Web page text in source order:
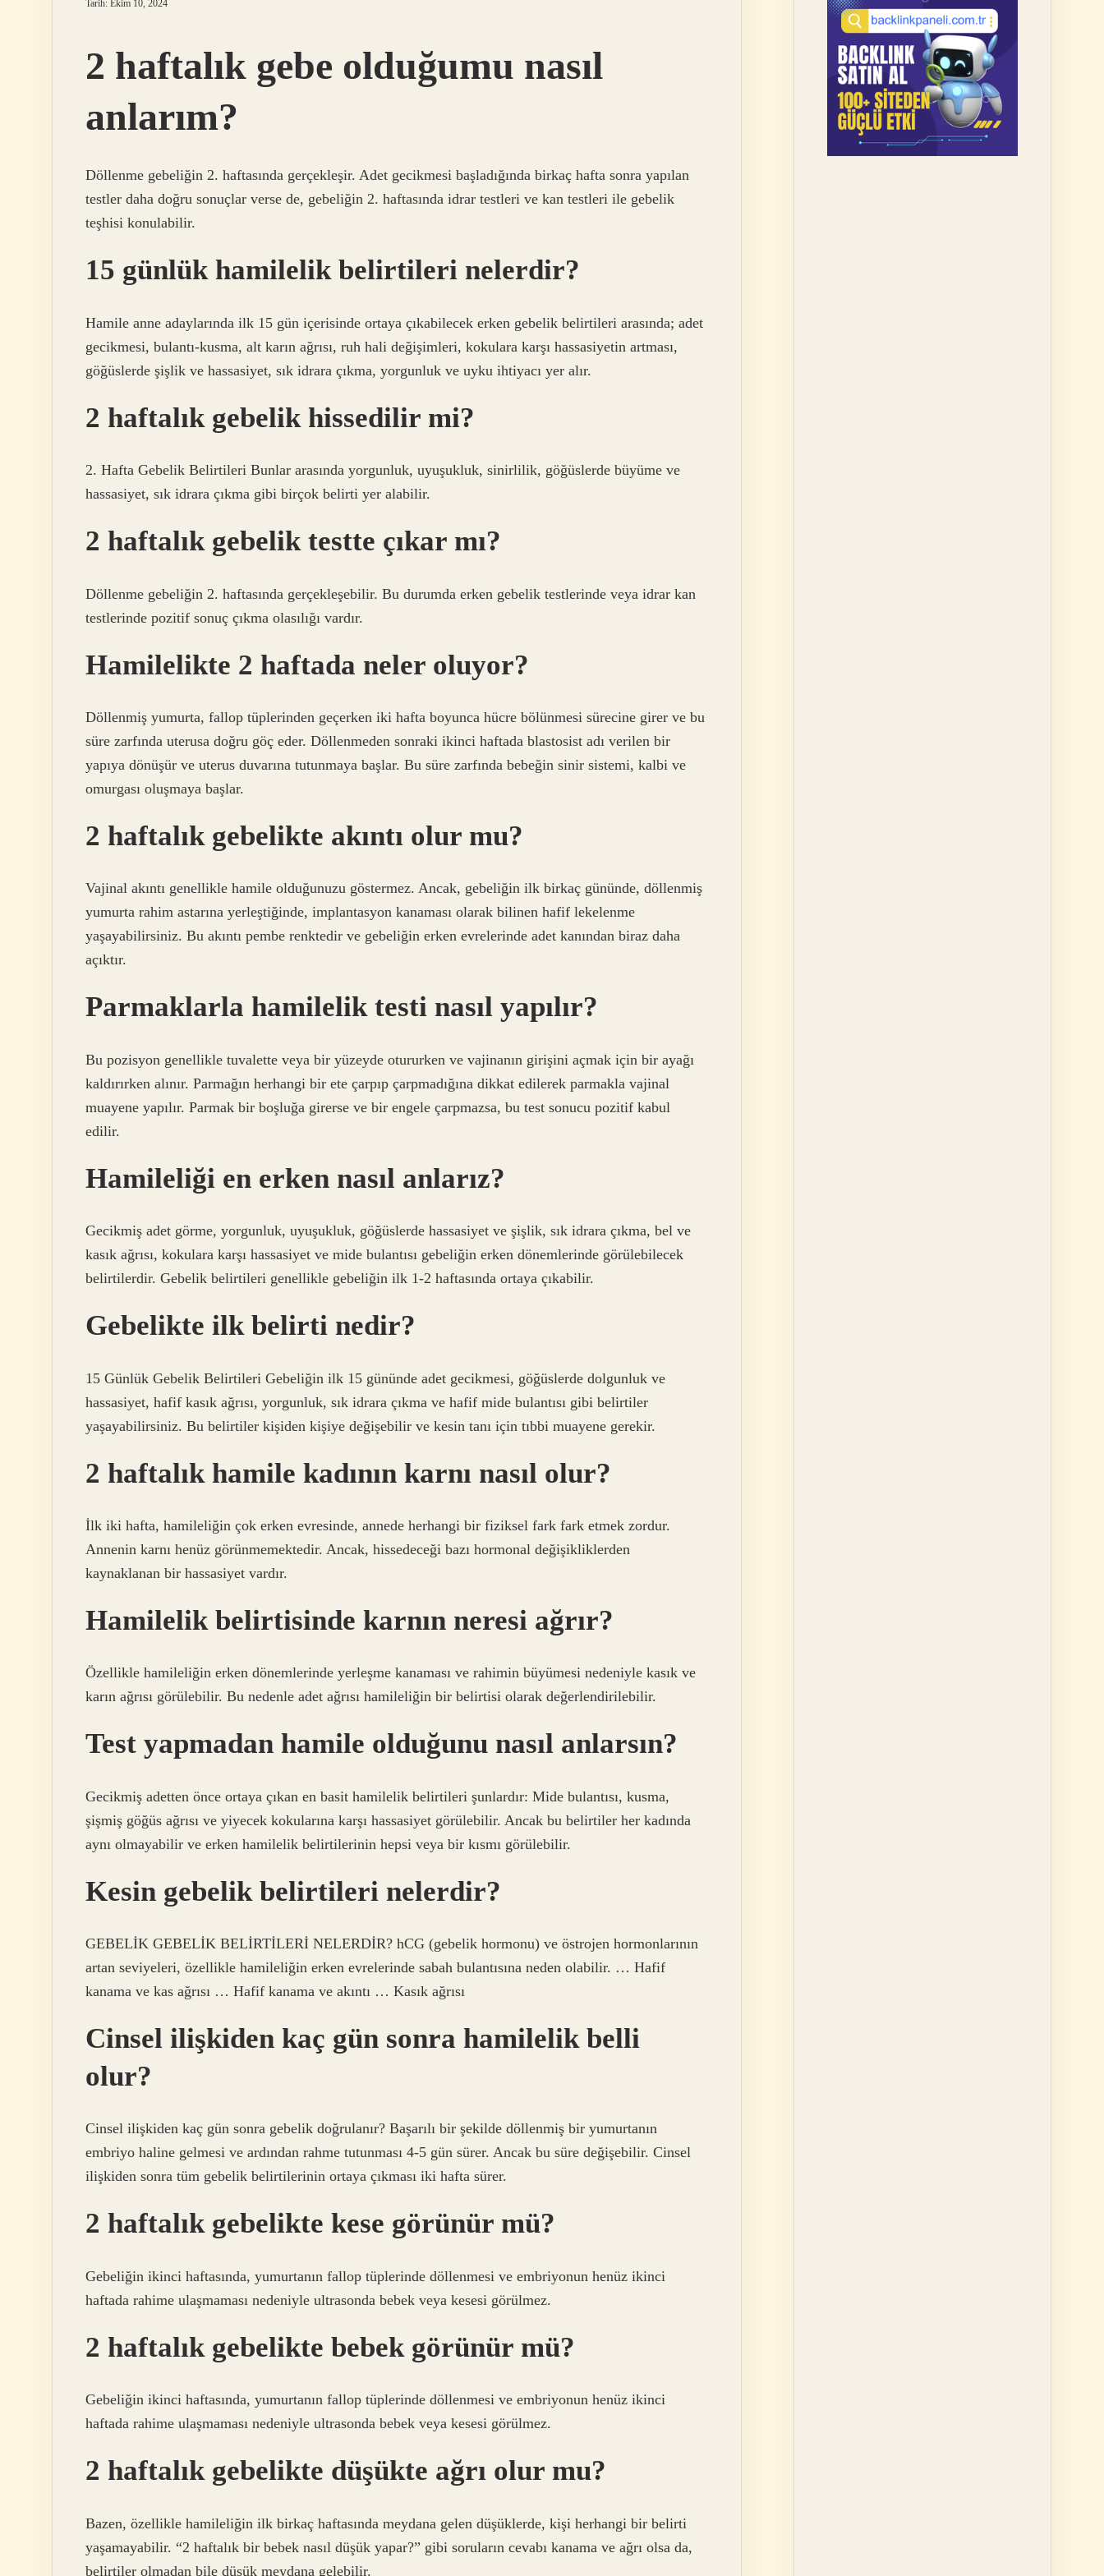
Tarih: Ekim 10, 2024
2 haftalık gebe olduğumu nasıl
anlarım?
Döllenme gebeliğin 2. haftasında gerçekleşir. Adet gecikmesi başladığında birkaç hafta sonra yapılan
testler daha doğru sonuçlar verse de, gebeliğin 2. haftasında idrar testleri ve kan testleri ile gebelik
teşhisi konulabilir.
15 günlük hamilelik belirtileri nelerdir?
Hamile anne adaylarında ilk 15 gün içerisinde ortaya çıkabilecek erken gebelik belirtileri arasında; adet
gecikmesi, bulantı-kusma, alt karın ağrısı, ruh hali değişimleri, kokulara karşı hassasiyetin artması,
göğüslerde şişlik ve hassasiyet, sık idrara çıkma, yorgunluk ve uyku ihtiyacı yer alır.
2 haftalık gebelik hissedilir mi?
2. Hafta Gebelik Belirtileri Bunlar arasında yorgunluk, uyuşukluk, sinirlilik, göğüslerde büyüme ve
hassasiyet, sık idrara çıkma gibi birçok belirti yer alabilir.
2 haftalık gebelik testte çıkar mı?
Döllenme gebeliğin 2. haftasında gerçekleşebilir. Bu durumda erken gebelik testlerinde veya idrar kan
testlerinde pozitif sonuç çıkma olasılığı vardır.
Hamilelikte 2 haftada neler oluyor?
Döllenmiş yumurta, fallop tüplerinden geçerken iki hafta boyunca hücre bölünmesi sürecine girer ve bu
süre zarfında uterusa doğru göç eder. Döllenmeden sonraki ikinci haftada blastosist adı verilen bir
yapıya dönüşür ve uterus duvarına tutunmaya başlar. Bu süre zarfında bebeğin sinir sistemi, kalbi ve
omurgası oluşmaya başlar.
2 haftalık gebelikte akıntı olur mu?
Vajinal akıntı genellikle hamile olduğunuzu göstermez. Ancak, gebeliğin ilk birkaç gününde, döllenmiş
yumurta rahim astarına yerleştiğinde, implantasyon kanaması olarak bilinen hafif lekelenme
yaşayabilirsiniz. Bu akıntı pembe renktedir ve gebeliğin erken evrelerinde adet kanından biraz daha
açıktır.
Parmaklarla hamilelik testi nasıl yapılır?
Bu pozisyon genellikle tuvalette veya bir yüzeyde otururken ve vajinanın girişini açmak için bir ayağı
kaldırırken alınır. Parmağın herhangi bir ete çarpıp çarpmadığına dikkat edilerek parmakla vajinal
muayene yapılır. Parmak bir boşluğa girerse ve bir engele çarpmazsa, bu test sonucu pozitif kabul
edilir.
Hamileliği en erken nasıl anlarız?
Gecikmiş adet görme, yorgunluk, uyuşukluk, göğüslerde hassasiyet ve şişlik, sık idrara çıkma, bel ve
kasık ağrısı, kokulara karşı hassasiyet ve mide bulantısı gebeliğin erken dönemlerinde görülebilecek
belirtilerdir. Gebelik belirtileri genellikle gebeliğin ilk 1-2 haftasında ortaya çıkabilir.
Gebelikte ilk belirti nedir?
15 Günlük Gebelik Belirtileri Gebeliğin ilk 15 gününde adet gecikmesi, göğüslerde dolgunluk ve
hassasiyet, hafif kasık ağrısı, yorgunluk, sık idrara çıkma ve hafif mide bulantısı gibi belirtiler
yaşayabilirsiniz. Bu belirtiler kişiden kişiye değişebilir ve kesin tanı için tıbbi muayene gerekir.
2 haftalık hamile kadının karnı nasıl olur?
İlk iki hafta, hamileliğin çok erken evresinde, annede herhangi bir fiziksel fark fark etmek zordur.
Annenin karnı henüz görünmemektedir. Ancak, hissedeceği bazı hormonal değişikliklerden
kaynaklanan bir hassasiyet vardır.
Hamilelik belirtisinde karnın neresi ağrır?
Özellikle hamileliğin erken dönemlerinde yerleşme kanaması ve rahimin büyümesi nedeniyle kasık ve
karın ağrısı görülebilir. Bu nedenle adet ağrısı hamileliğin bir belirtisi olarak değerlendirilebilir.
Test yapmadan hamile olduğunu nasıl anlarsın?
Gecikmiş adetten önce ortaya çıkan en basit hamilelik belirtileri şunlardır: Mide bulantısı, kusma,
şişmiş göğüs ağrısı ve yiyecek kokularına karşı hassasiyet görülebilir. Ancak bu belirtiler her kadında
aynı olmayabilir ve erken hamilelik belirtilerinin hepsi veya bir kısmı görülebilir.
Kesin gebelik belirtileri nelerdir?
GEBELİK GEBELİK BELİRTİLERİ NELERDİR? hCG (gebelik hormonu) ve östrojen hormonlarının
artan seviyeleri, özellikle hamileliğin erken evrelerinde sabah bulantısına neden olabilir. … Hafif
kanama ve kas ağrısı … Hafif kanama ve akıntı … Kasık ağrısı
Cinsel ilişkiden kaç gün sonra hamilelik belli
olur?
Cinsel ilişkiden kaç gün sonra gebelik doğrulanır? Başarılı bir şekilde döllenmiş bir yumurtanın
embriyo haline gelmesi ve ardından rahme tutunması 4-5 gün sürer. Ancak bu süre değişebilir. Cinsel
ilişkiden sonra tüm gebelik belirtilerinin ortaya çıkması iki hafta sürer.
2 haftalık gebelikte kese görünür mü?
Gebeliğin ikinci haftasında, yumurtanın fallop tüplerinde döllenmesi ve embriyonun henüz ikinci
haftada rahime ulaşmaması nedeniyle ultrasonda bebek veya kesesi görülmez.
2 haftalık gebelikte bebek görünür mü?
Gebeliğin ikinci haftasında, yumurtanın fallop tüplerinde döllenmesi ve embriyonun henüz ikinci
haftada rahime ulaşmaması nedeniyle ultrasonda bebek veya kesesi görülmez.
2 haftalık gebelikte düşükte ağrı olur mu?
Bazen, özellikle hamileliğin ilk birkaç haftasında meydana gelen düşüklerde, kişi herhangi bir belirti
yaşamayabilir. “2 haftalık bir bebek nasıl düşük yapar?” gibi soruların cevabı kanama ve ağrı olsa da,
belirtiler olmadan bile düşük meydana gelebilir.